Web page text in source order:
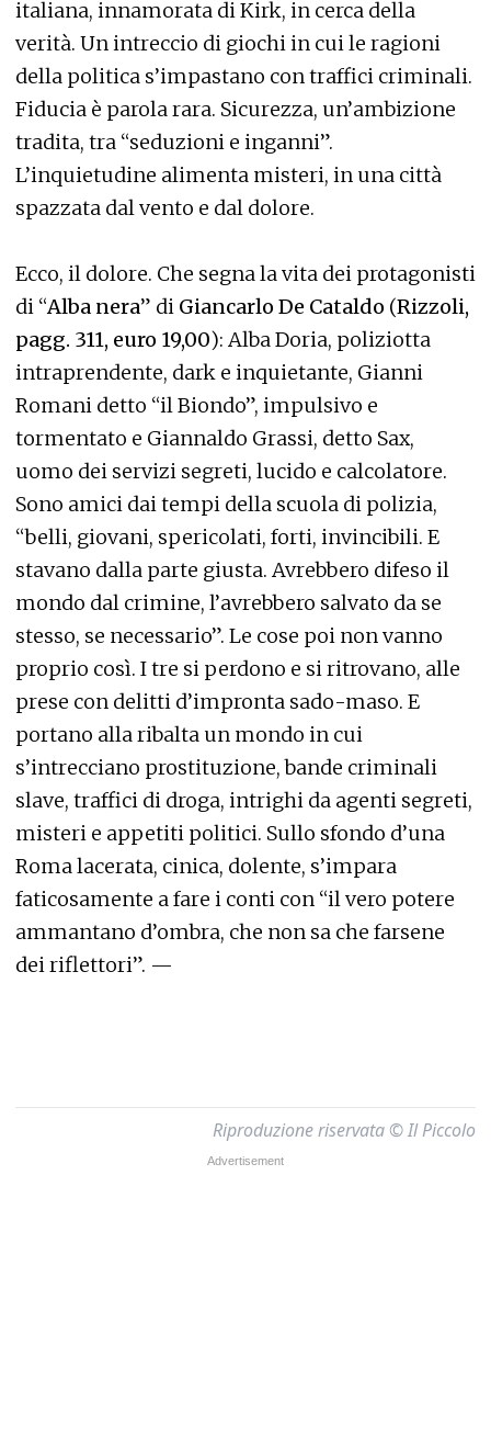
italiana, innamorata di Kirk, in cerca della
verità. Un intreccio di giochi in cui le ragioni
della politica s’impastano con traffici criminali.
Fiducia è parola rara. Sicurezza, un’ambizione
tradita, tra “seduzioni e inganni”.
L’inquietudine alimenta misteri, in una città
spazzata dal vento e dal dolore.
Ecco, il dolore. Che segna la vita dei protagonisti
di “Alba nera” di Giancarlo De Cataldo (Rizzoli,
pagg. 311, euro 19,00): Alba Doria, poliziotta
intraprendente, dark e inquietante, Gianni
Romani detto “il Biondo”, impulsivo e
tormentato e Giannaldo Grassi, detto Sax,
uomo dei servizi segreti, lucido e calcolatore.
Sono amici dai tempi della scuola di polizia,
“belli, giovani, spericolati, forti, invincibili. E
stavano dalla parte giusta. Avrebbero difeso il
mondo dal crimine, l’avrebbero salvato da se
stesso, se necessario”. Le cose poi non vanno
proprio così. I tre si perdono e si ritrovano, alle
prese con delitti d’impronta sado-maso. E
portano alla ribalta un mondo in cui
s’intrecciano prostituzione, bande criminali
slave, traffici di droga, intrighi da agenti segreti,
misteri e appetiti politici. Sullo sfondo d’una
Roma lacerata, cinica, dolente, s’impara
faticosamente a fare i conti con “il vero potere
ammantano d’ombra, che non sa che farsene
dei riflettori”. —
Riproduzione riservata © Il Piccolo